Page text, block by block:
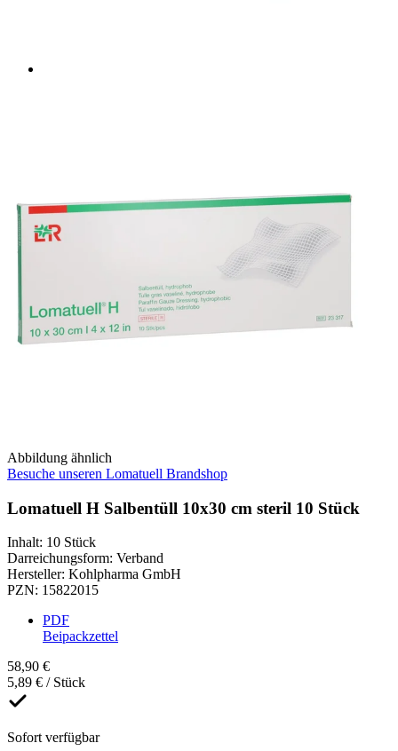
Abbildung ähnlich
Besuche unseren Lomatuell Brandshop
Lomatuell H Salbentüll 10x30 cm steril 10 Stück
Inhalt: 10 Stück
Darreichungsform: Verband
Hersteller: Kohlpharma GmbH
PZN: 15822015
PDF
Beipackzettel
58,90 €
5,89 € / Stück
Sofort verfügbar